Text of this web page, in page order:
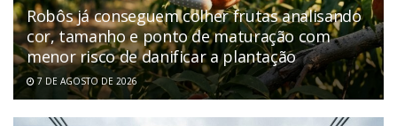
Robôs já conseguem colher frutas analisando
cor, tamanho e ponto de maturação com
menor risco de danificar a plantação
7 DE AGOSTO DE 2026